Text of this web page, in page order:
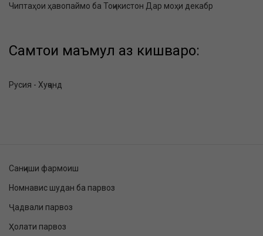
Чиптаҳои ҳавопаймо ба Тоҷикистон Дар моҳи декабр
Самтҳои маъмул аз кишварҳо:
Русия - Хуҷанд
Санҷиши фармоиш
Номнавис шудан ба парвоз
Ҷадвали парвоз
Ҳолати парвоз